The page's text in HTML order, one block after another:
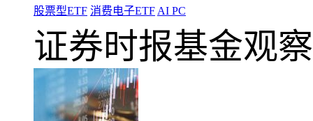
股票型ETF 消费电子ETF AI PC
证券时报基金观